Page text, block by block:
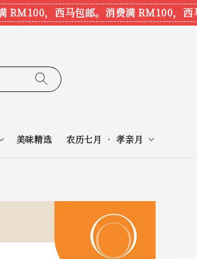
，西马包邮。消费满 RM100，西马包
美味精选 农历七月 • 孝亲月